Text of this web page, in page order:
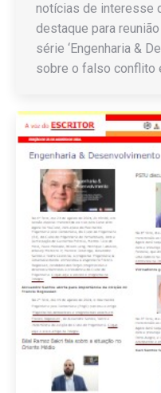
notícias de interesse
destaque para
série ‘Engenharia &
sobre o falso conflito